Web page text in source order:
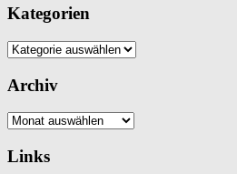
Kategorien
Kategorien
Archiv
Archiv
Links